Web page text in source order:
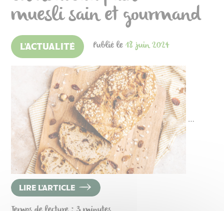
muesli sain et gourmand
L'ACTUALITÉ Publié le18 juin 2024
…
LIRE L'ARTICLE